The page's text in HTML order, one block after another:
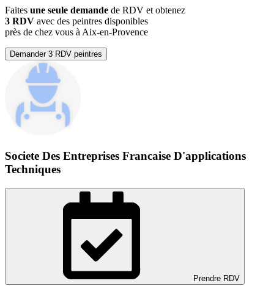
Faites une seule demande de RDV et obtenez
3 RDV avec des peintres disponibles
près de chez vous à Aix-en-Provence
Demander 3 RDV peintres
Societe Des Entreprises Francaise D'applications
Techniques
Prendre RDV